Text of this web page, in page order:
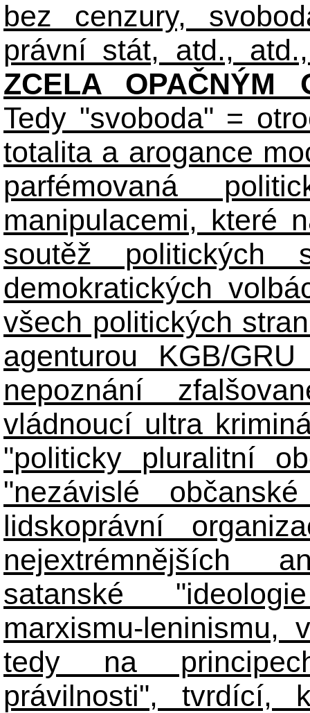
bez cenzury,
právní stát, atd.,
ZCELA OPAČNÝM
Tedy "svoboda" =
totalita a arogance
parfémovaná
manipulacemi, které
soutěž politických
demokratických
všech politických
agenturou KGB/
nepoznání
vládnoucí ultra
"politicky pluralitní
"nezávislé
lidskoprávní
nejextrémnějších
satanské
marxismu-leninismu,
tedy na
právilnosti", tvrdící,